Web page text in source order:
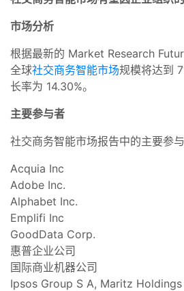
市场分析
根据最新的 Market Research
全球社交商务智能市场规模将达到
长率为 14.30%。
主要参与者
社交商务智能市场报告中的主要参
Acquia Inc
Adobe Inc.
Alphabet Inc.
Emplifi Inc
GoodData Corp.
惠普企业公司
国际商业机器公司
Ipsos Group S A, Maritz Holdings